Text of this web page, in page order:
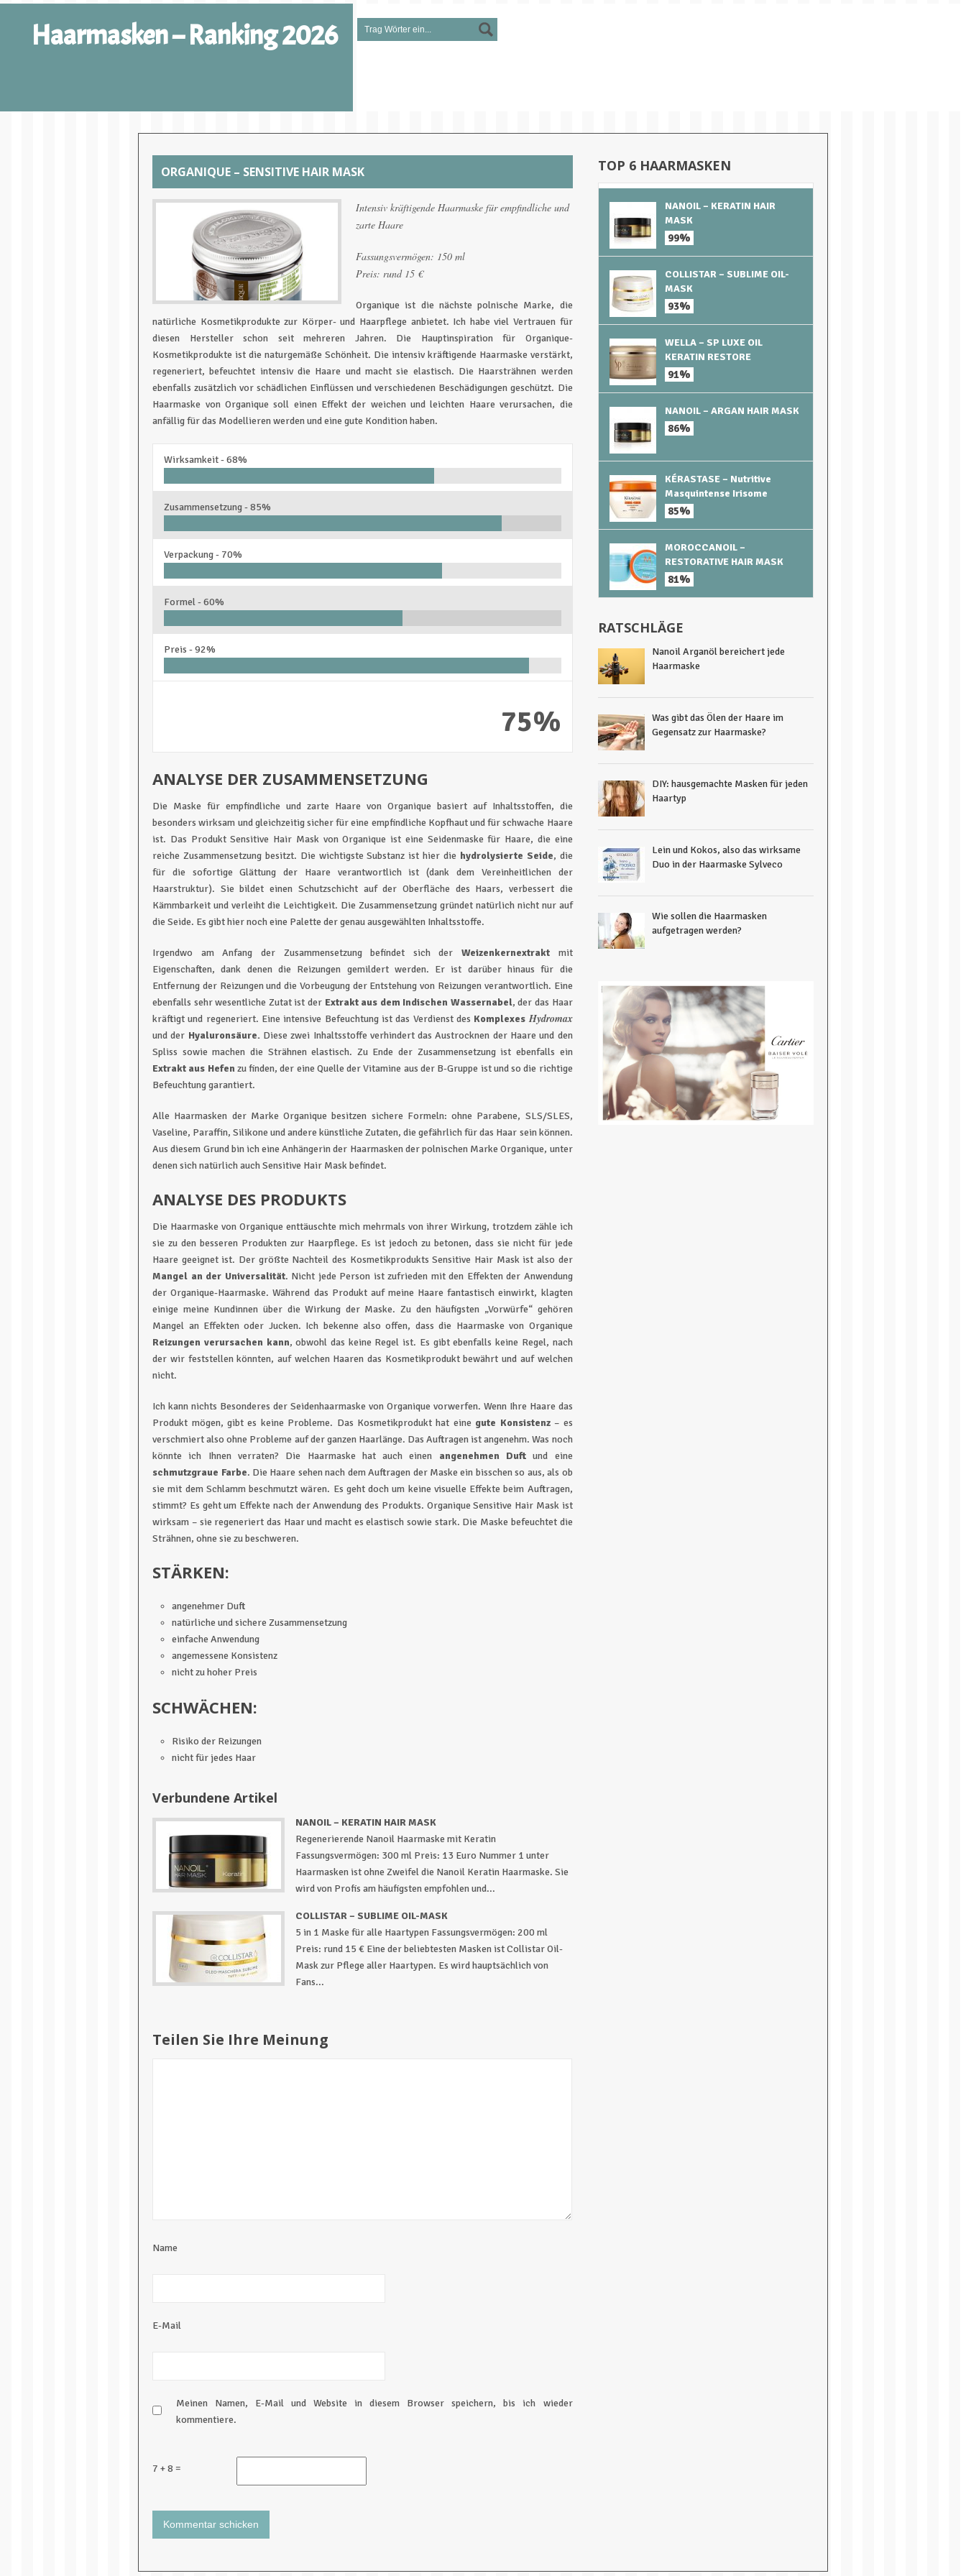
Haarmasken – Ranking 2026
ORGANIQUE – SENSITIVE HAIR MASK
Intensiv kräftigende Haarmaske für empfindliche und
zarte Haare
Fassungsvermögen: 150 ml
Preis: rund 15 €
Organique ist die nächste polnische Marke, die
natürliche Kosmetikprodukte zur Körper- und Haarpflege anbietet. Ich habe viel Vertrauen für
diesen Hersteller schon seit mehreren Jahren. Die Hauptinspiration für Organique-
Kosmetikprodukte ist die naturgemäße Schönheit. Die intensiv kräftigende Haarmaske verstärkt,
regeneriert, befeuchtet intensiv die Haare und macht sie elastisch. Die Haarsträhnen werden
ebenfalls zusätzlich vor schädlichen Einflüssen und verschiedenen Beschädigungen geschützt. Die
Haarmaske von Organique soll einen Effekt der weichen und leichten Haare verursachen, die
anfällig für das Modellieren werden und eine gute Kondition haben.
Wirksamkeit -68%
Zusammensetzung -85%
Verpackung - 70%
Formel -60%
Preis -92%
75%
ANALYSE DER ZUSAMMENSETZUNG
Die Maske für empfindliche und zarte Haare von Organique basiert auf Inhaltsstoffen, die
besonders wirksam und gleichzeitig sicher für eine empfindliche Kopfhaut und für schwache Haare
ist. Das Produkt Sensitive Hair Mask von Organique ist eine Seidenmaske für Haare, die eine
reiche Zusammensetzung besitzt. Die wichtigste Substanz ist hier die hydrolysierte Seide, die
für die sofortige Glättung der Haare verantwortlich ist (dank dem Vereinheitlichen der
Haarstruktur). Sie bildet einen Schutzschicht auf der Oberfläche des Haars, verbessert die
Kämmbarkeit und verleiht die Leichtigkeit. Die Zusammensetzung gründet natürlich nicht nur auf
die Seide. Es gibt hier noch eine Palette der genau ausgewählten Inhaltsstoffe.
Irgendwo am Anfang der Zusammensetzung befindet sich der Weizenkernextraktmit
Eigenschaften, dank denen die Reizungen gemildert werden. Er ist darüber hinaus für die
Entfernung der Reizungen und die Vorbeugung der Entstehung von Reizungen verantwortlich. Eine
ebenfalls sehr wesentliche Zutat ist der Extrakt aus dem Indischen Wassernabel, der das Haar
kräftigt und regeneriert. Eine intensive Befeuchtung ist das Verdienst des Komplexes Hydromax
und der Hyaluronsäure.Diese zwei Inhaltsstoffe verhindert das Austrocknen der Haare und den
Spliss sowie machen die Strähnen elastisch. Zu Ende der Zusammensetzung ist ebenfalls ein
Extrakt aus Hefenzu finden, der eine Quelle der Vitamine aus der B-Gruppe ist und so die richtige
Befeuchtung garantiert.
Alle Haarmasken der Marke Organique besitzen sichere Formeln: ohne Parabene, SLS/SLES,
Vaseline, Paraffin, Silikone und andere künstliche Zutaten, die gefährlich für das Haar sein können.
Aus diesem Grund bin ich eine Anhängerin der Haarmasken der polnischen Marke Organique, unter
denen sich natürlich auch Sensitive Hair Mask befindet.
ANALYSE DES PRODUKTS
Die Haarmaske von Organique enttäuschte mich mehrmals von ihrer Wirkung, trotzdem zähle ich
sie zu den besseren Produkten zur Haarpflege. Es ist jedoch zu betonen, dass sie nicht für jede
Haare geeignet ist. Der größte Nachteil des Kosmetikprodukts Sensitive Hair Mask ist also der
Mangel an der Universalität. Nicht jede Person ist zufrieden mit den Effekten der Anwendung
der Organique-Haarmaske. Während das Produkt auf meine Haare fantastisch einwirkt, klagten
einige meine Kundinnen über die Wirkung der Maske. Zu den häufigsten „Vorwürfe“ gehören
Mangel an Effekten oder Jucken. Ich bekenne also offen, dass die Haarmaske von Organique
Reizungen verursachen kann, obwohl das keine Regel ist. Es gibt ebenfalls keine Regel, nach
der wir feststellen könnten, auf welchen Haaren das Kosmetikprodukt bewährt und auf welchen
nicht.
Ich kann nichts Besonderes der Seidenhaarmaske von Organique vorwerfen. Wenn Ihre Haare das
Produkt mögen, gibt es keine Probleme. Das Kosmetikprodukt hat eine gute Konsistenz– es
verschmiert also ohne Probleme auf der ganzen Haarlänge. Das Auftragen ist angenehm. Was noch
könnte ich Ihnen verraten? Die Haarmaske hat auch einen angenehmen Duftund eine
schmutzgraue Farbe. Die Haare sehen nach dem Auftragen der Maske ein bisschen so aus, als ob
sie mit dem Schlamm beschmutzt wären. Es geht doch um keine visuelle Effekte beim Auftragen,
stimmt? Es geht um Effekte nach der Anwendung des Produkts. Organique Sensitive Hair Mask ist
wirksam – sie regeneriert das Haar und macht es elastisch sowie stark. Die Maske befeuchtet die
Strähnen, ohne sie zu beschweren.
STÄRKEN:
angenehmer Duft
natürliche und sichere Zusammensetzung
einfache Anwendung
angemessene Konsistenz
nicht zu hoher Preis
SCHWÄCHEN:
Risiko der Reizungen
nicht für jedes Haar
Verbundene Artikel
NANOIL – KERATIN HAIR MASK
Regenerierende Nanoil Haarmaske mit Keratin
Fassungsvermögen: 300 ml Preis: 13 Euro Nummer 1 unter
Haarmasken ist ohne Zweifel die Nanoil Keratin Haarmaske. Sie
wird von Profis am häufigsten empfohlen und...
COLLISTAR – SUBLIME OIL-MASK
5 in 1 Maske für alle Haartypen Fassungsvermögen: 200 ml
Preis: rund 15 € Eine der beliebtesten Masken ist Collistar Oil-
Mask zur Pflege aller Haartypen. Es wird hauptsächlich von
Fans...
Teilen Sie Ihre Meinung
Name
E-Mail
Meinen Namen, E-Mail und Website in diesem Browser speichern, bis ich wieder
kommentiere.
7 + 8 =
TOP 6 HAARMASKEN
NANOIL – KERATIN HAIR
MASK
99%
COLLISTAR – SUBLIME OIL-
MASK
93%
WELLA – SP LUXE OIL
KERATIN RESTORE
91%
NANOIL – ARGAN HAIR MASK
86%
KÉRASTASE – Nutritive
Masquintense Irisome
85%
MOROCCANOIL –
RESTORATIVE HAIR MASK
81%
RATSCHLÄGE
Nanoil Arganöl bereichert jede
Haarmaske
Was gibt das Ölen der Haare im
Gegensatz zur Haarmaske?
DIY: hausgemachte Masken für jeden
Haartyp
Lein und Kokos, also das wirksame
Duo in der Haarmaske Sylveco
Wie sollen die Haarmasken
aufgetragen werden?